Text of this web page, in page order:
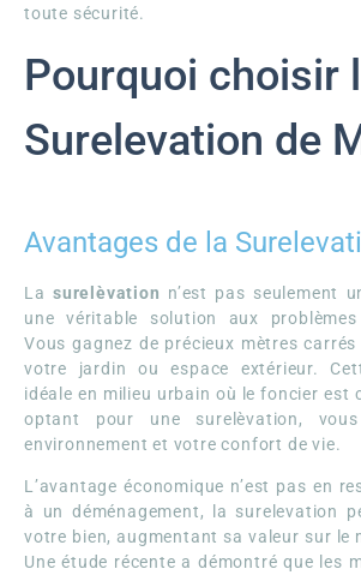
toute sécurité.
Pourquoi choisir
Surelevation de
Avantages de la
La surelèvation n’est pas seulement
une véritable solution aux problèmes
Vous gagnez de précieux mètres
votre jardin ou espace extérieur.
idéale en milieu urbain où le foncier est
optant pour une surelèvation,
environnement et votre confort de vie.
L’avantage économique n’est pas en
à un déménagement, la surelevation
votre bien, augmentant sa valeur sur le
Une étude récente a démontré que les